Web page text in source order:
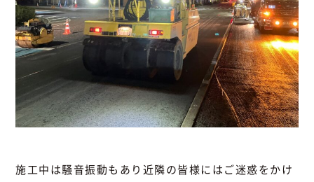
施工中は騒音振動もあり近隣の皆様にはご迷惑をかけ